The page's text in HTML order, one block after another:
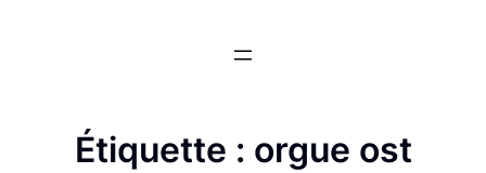
Étiquette : orgue ost